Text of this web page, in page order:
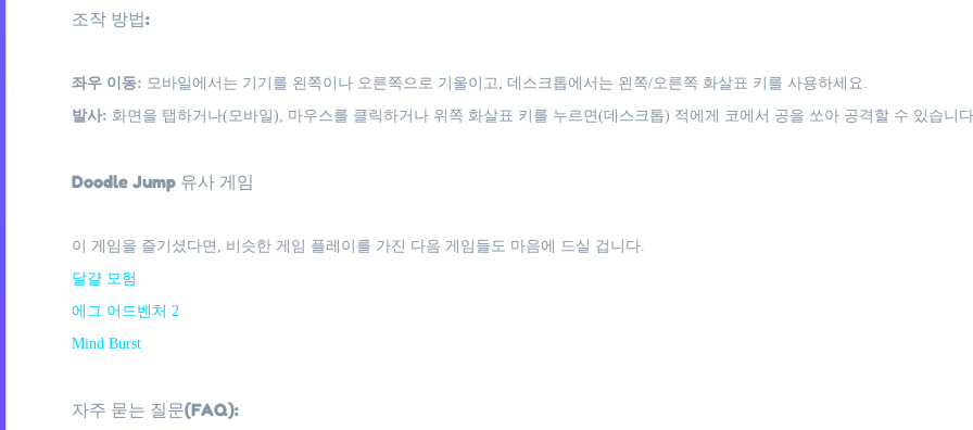
조작 방법:
좌우 이동: 모바일에서는 기기를 왼쪽이나 오른쪽으로 기울이고, 데스크톱에서는 왼쪽/오른쪽 화살표 키를 사용하세요.
발사: 화면을 탭하거나(모바일), 마우스를 클릭하거나 위쪽 화살표 키를 누르면(데스크톱) 적에게 코에서 공을 쏘아 공격할 수 있습니
Doodle Jump 유사 게임
이 게임을 즐기셨다면, 비슷한 게임 플레이를 가진 다음 게임들도 마음에 드실 겁니다.
달걀 모험
에그 어드벤처 2
Mind Burst
자주 묻는 질문(FAQ):